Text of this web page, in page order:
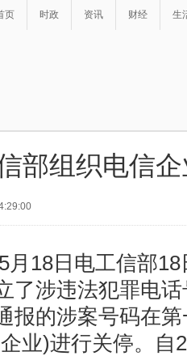
页 时政 资讯 财经 生
部组织电信
18日电工信部18
了涉违法犯罪电
报的涉案号码在
业)进行关停。自